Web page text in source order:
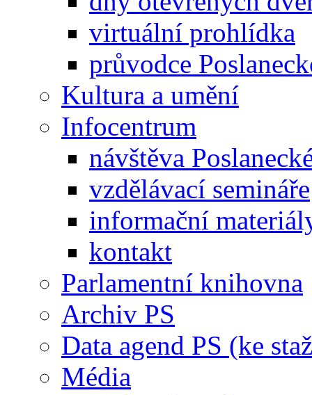
virtuální prohlídka
průvodce
Kultura a umění
Infocentrum
návštěva
vzdělávací semináře
informační
kontakt
Parlamentní knihovna
Archiv PS
Data agend PS (ke
Média